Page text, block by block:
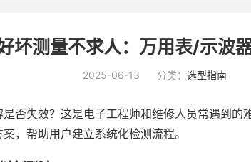
坏测量不求人：万用表/示波
2025-06-13 分类： 选型指南
否失效？这是电子工程师和维修人员常遇到的难
，帮助用户建立系统化检测流程。